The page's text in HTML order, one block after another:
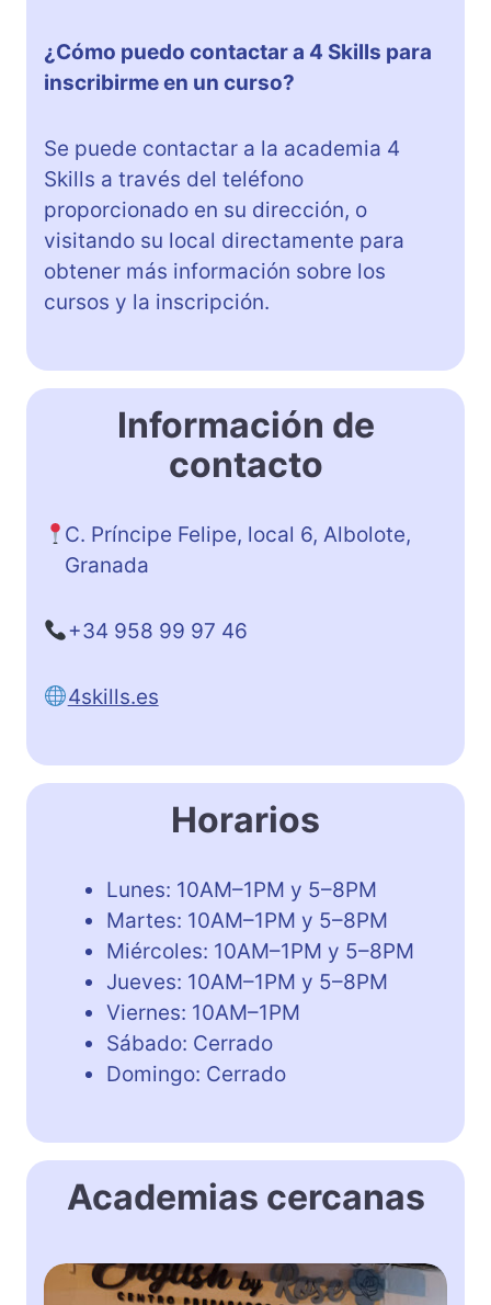
¿Cómo puedo contactar a 4 Skills para
inscribirme en un curso?
Se puede contactar a la academia 4
Skills a través del teléfono
proporcionado en su dirección, o
visitando su local directamente para
obtener más información sobre los
cursos y la inscripción.
Información de
contacto
C. Príncipe Felipe, local 6, Albolote,
Granada
+34 958 99 97 46
4skills.es
Horarios
Lunes: 10AM–1PM y 5–8PM
Martes: 10AM–1PM y 5–8PM
Miércoles: 10AM–1PM y 5–8PM
Jueves: 10AM–1PM y 5–8PM
Viernes: 10AM–1PM
Sábado: Cerrado
Domingo: Cerrado
Academias cercanas
E